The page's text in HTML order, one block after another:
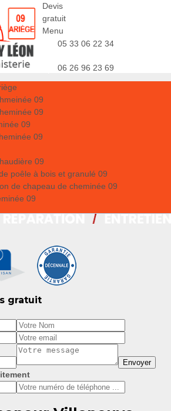
Devis
gratuit
Menu
05 33 06 22 34
06 26 96 23 69
09
09
09
09
09
poêle à bois et granulé 09
de chapeau de cheminée 09
09
gratuit